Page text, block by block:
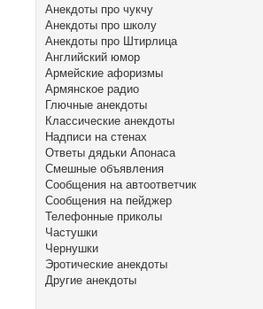
Анекдоты про чукчу
Анекдоты про школу
Анекдоты про Штирлица
Английский юмор
Армейские афоризмы
Армянское радио
Глючные анекдоты
Классические анекдоты
Надписи на стенах
Ответы дядьки Апонаса
Смешные объявления
Сообщения на автоответчик
Сообщения на пейджер
Телефонные приколы
Частушки
Чернушки
Эротические анекдоты
Другие анекдоты